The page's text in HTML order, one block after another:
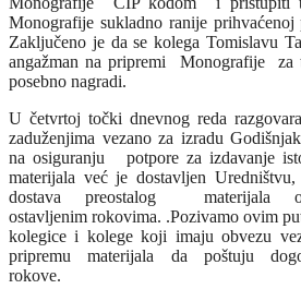
Monografije sukladno ranije prihvaćenoj
Zaključeno je da se kolega Tomislavu
angažman na pripremi Monografije za
posebno nagradi.
U četvrtoj točki dnevnog reda
zaduženjima vezano za izradu
na osiguranju potpore za izdavanje
materijala već je dostavljen
dostava preostalog materijala
ostavljenim rokovima. .Pozivamo ovim
kolegice i kolege koji imaju obvezu
pripremu materijala da poštuju
rokove.